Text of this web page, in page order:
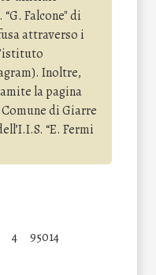
“G. Falcone" di
attraverso i
Inoltre,
la pagina
di Giarre
“E. Fermi
4 95014